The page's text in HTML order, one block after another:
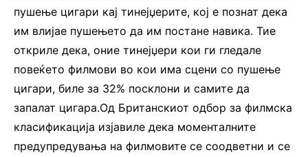
пушење цигари кај тинејџерите, кој е познат дека
им влијае пушењето да им постане навика. Тие
откриле дека, оние тинејџери кои ги гледале
повеќето филмови во кои има сцени со пушење
цигари, биле за 32% посклони и самите да
запалат цигара.Од Британскиот одбор за филмска
класификација изјавиле дека моменталните
предупредувања на филмовите се соодветни и се